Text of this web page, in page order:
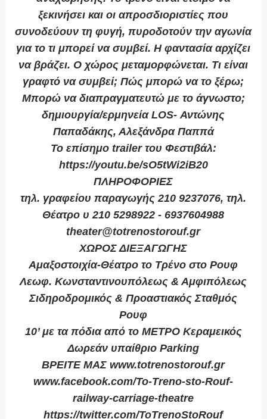
ξεκινήσει και οι απροσδιοριστίες που
συνοδεύουν τη φυγή, πυροδοτούν την αγωνία
για το τι μπορεί να συμβεί. Η φαντασία αρχίζει
να βράζει. Ο χώρος μεταμορφώνεται. Τι είναι
γραφτό να συμβεί; Πώς μπορώ να το ξέρω;
Μπορώ να διαπραγματευτώ με το άγνωστο;
δημιουργία/ερμηνεία LOS- Αντώνης
Παπαδάκης, Αλεξάνδρα Παππά
Το επίσημο trailer του Φεστιβάλ:
https://youtu.be/sO5tWi2iB20
ΠΛΗΡΟΦΟΡΙΕΣ
τηλ. γραφείου παραγωγής 210 9237076, τηλ.
Θέατρο υ 210 5298922 - 6937604988
theater@totrenostorouf.gr
ΧΩΡΟΣ ΔΙΕΞΑΓΩΓΗΣ
Αμαξοστοιχία-Θέατρο το Τρένο στο Ρουφ
Λεωφ. Κωνσταντινουπόλεως & Αμφιπόλεως
Σιδηροδρομικός & Προαστιακός Σταθμός
Ρουφ
10’ με τα πόδια από το ΜΕΤΡΟ Κεραμεικός
Δωρεάν υπαίθριο Parking
ΒΡΕΙΤΕ ΜΑΣ www.totrenostorouf.gr
www.facebook.com/To-Treno-sto-Rouf-
railway-carriage-theatre
https://twitter.com/ToTrenoStoRouf